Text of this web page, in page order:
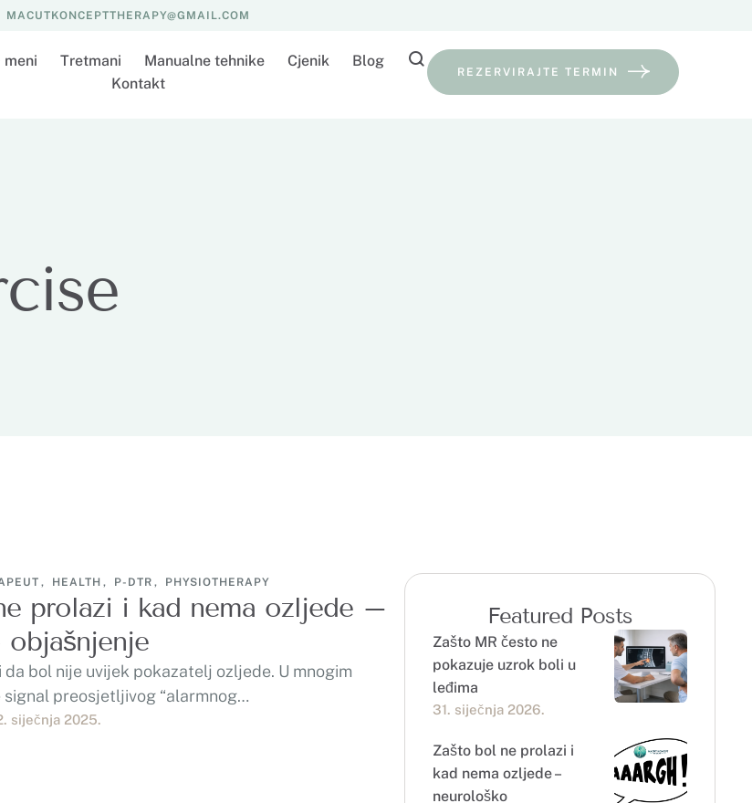
MACUTKONCEPTTHERAPY@GMAIL.COM
meni Tretmani Manualne tehnike Cjenik
Blog
Kontakt
REZERVIRAJTE TERMIN
, HEALTH , P-DTR , PHYSIOTHERAPY
prolazi i kad nema ozljede –
objašnjenje
da bol nije uvijek pokazatelj ozljede. U mnogim
signal preosjetljivog “alarmnog…
siječnja 2025.
Featured Posts
Zašto MR često ne
pokazuje uzrok boli u
leđima
31. siječnja 2026.
Zašto bol ne prolazi i
kad nema ozljede –
neurološko